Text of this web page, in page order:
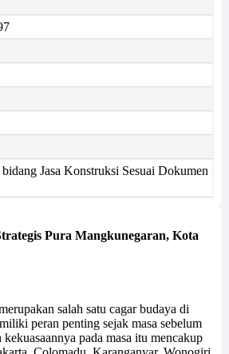
Jasa Konstruksi Sesuai Dokumen
Pura Mangkunegaran, Kota
salah satu cagar budaya di
peran penting sejak masa sebelum
pada masa itu mencakup